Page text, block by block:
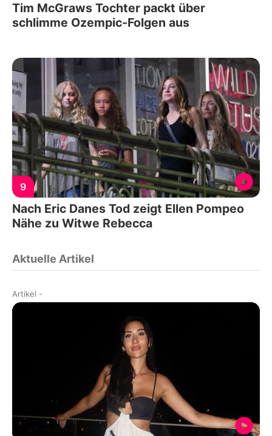
Tim McGraws Tochter packt über
schlimme Ozempic-Folgen aus
9
Nach Eric Danes Tod zeigt Ellen Pompeo
Nähe zu Witwe Rebecca
Aktuelle Artikel
Artikel -